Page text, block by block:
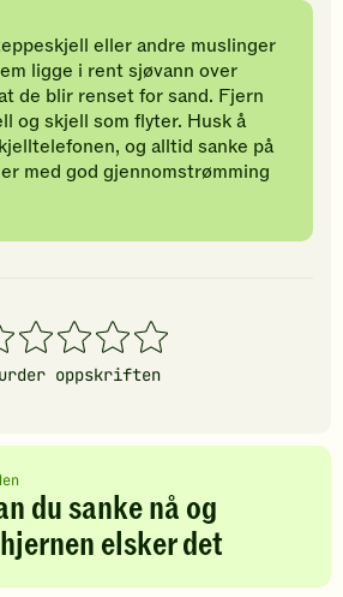
eller andre muslinger
ligge i rent sjøvann over
de blir renset for sand. Fjern
og skjell som flyter. Husk å
og alltid sanke på
med god gjennomstrømming
2
stjerner
3
stjerner
4
stjerner
5
stjerner
oppskriften
du sanke nå og
elsker det